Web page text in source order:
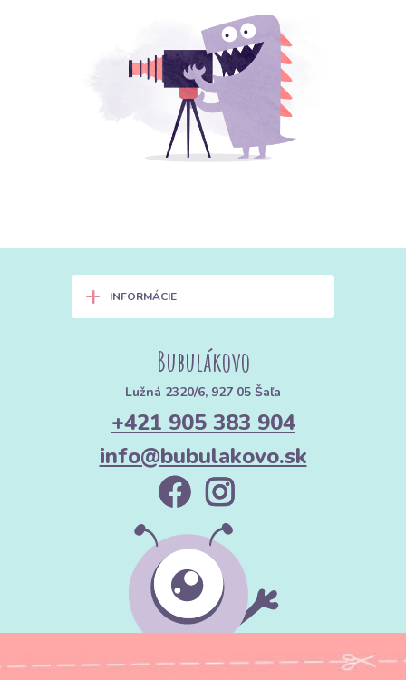
+ INFORMÁCIE
Bubulákovo
Lužná 2320/6, 927 05 Šaľa
+421 905 383 904
info@bubulakovo.sk